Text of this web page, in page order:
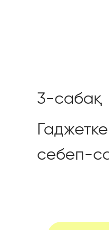
3-сабақ
Гаджетке
себеп-